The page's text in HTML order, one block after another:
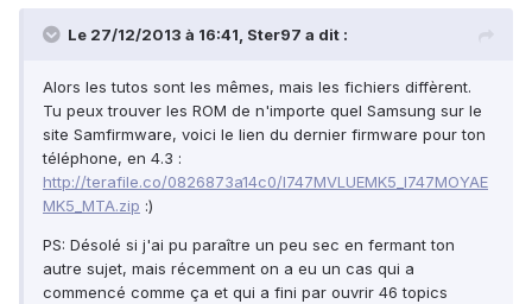
Le 27/12/2013 à 16:41, Ster97 a dit :
Alors les tutos sont les mêmes, mais les fichiers diffèrent.
Tu peux trouver les ROM de n'importe quel Samsung sur le
site Samfirmware, voici le lien du dernier firmware pour ton
téléphone, en 4.3 :
http://terafile.co/0826873a14c0/I747MVLUEMK5_I747MOYAE
MK5_MTA.zip :)
PS: Désolé si j'ai pu paraître un peu sec en fermant ton
autre sujet, mais récemment on a eu un cas qui a
commencé comme ça et qui a fini par ouvrir 46 topics